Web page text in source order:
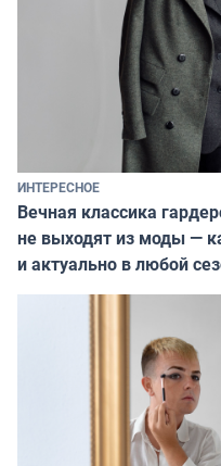
ИНТЕРЕСНОЕ
Вечная классика
не выходят из моды —
и актуально в любой